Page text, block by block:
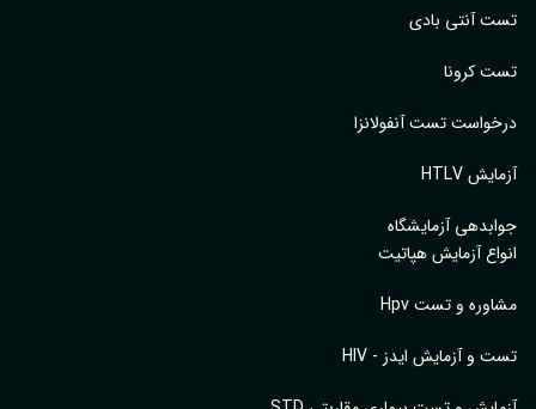
تست آنتی بادی
تست کرونا
درخواست تست آنفولانزا
آزمایش HTLV
جوابدهی آزمایشگاه
انواع آزمایش هپاتیت
مشاوره و تست Hpv
تست و آزمایش ایدز - HIV